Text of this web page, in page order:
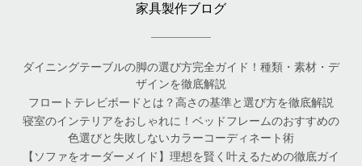
家具製作ブログ
ダイニングテーブルの脚の選び方完全ガイド！種類・素材・デ
ザインを徹底解説
フロートテレビボードとは？高さの基準と選び方を徹底解説
寝室のインテリアをおしゃれに！ベッドフレームのおすすめの
色選びと失敗しないカラーコーディネート術
【ソファをオーダーメイド】理想を賢く叶えるための徹底ガイ